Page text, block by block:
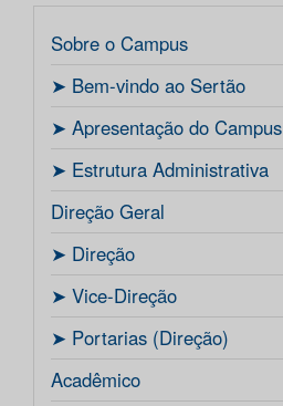
Sobre o Campus
ㅤ➤ Bem-vindo ao Sertão
ㅤ➤ Apresentação do Campus
ㅤ➤ Estrutura Administrativa
Direção Geral
ㅤ➤ Direção
ㅤ➤ Vice-Direção
ㅤ➤ Portarias (Direção)
Acadêmico